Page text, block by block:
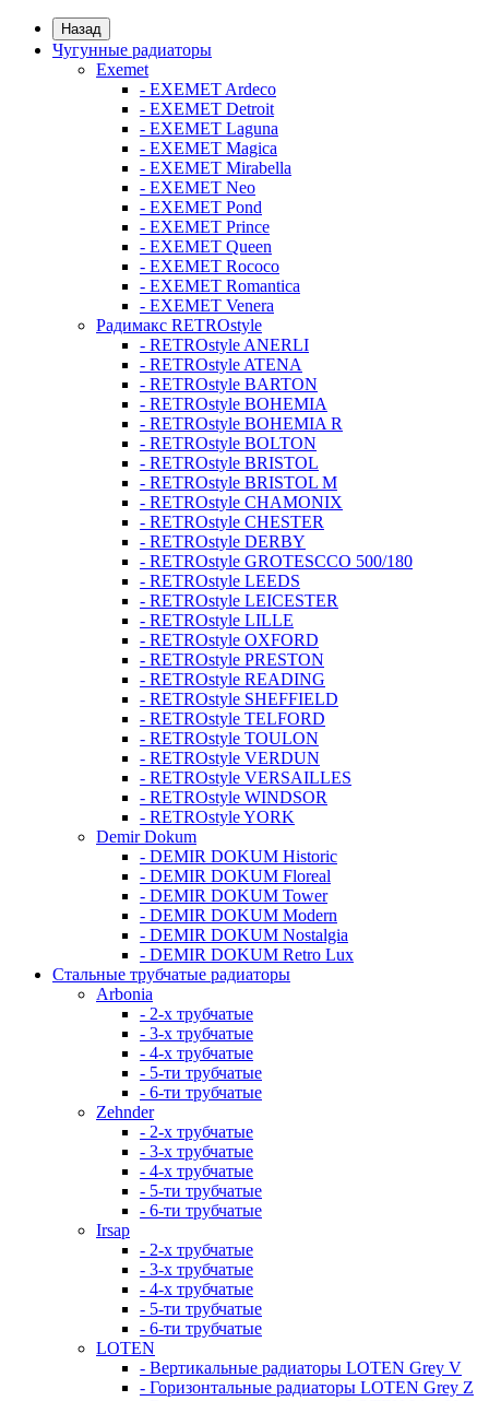
Назад
Чугунные радиаторы
Exemet
- EXEMET Ardeco
- EXEMET Detroit
- EXEMET Laguna
- EXEMET Magica
- EXEMET Mirabella
- EXEMET Neo
- EXEMET Pond
- EXEMET Prince
- EXEMET Queen
- EXEMET Rococo
- EXEMET Romantica
- EXEMET Venera
Радимакс RETROstyle
- RETROstyle ANERLI
- RETROstyle ATENA
- RETROstyle BARTON
- RETROstyle BOHEMIA
- RETROstyle BOHEMIA R
- RETROstyle BOLTON
- RETROstyle BRISTOL
- RETROstyle BRISTOL M
- RETROstyle CHAMONIX
- RETROstyle CHESTER
- RETROstyle DERBY
- RETROstyle GROTESCCO 500/180
- RETROstyle LEEDS
- RETROstyle LEICESTER
- RETROstyle LILLE
- RETROstyle OXFORD
- RETROstyle PRESTON
- RETROstyle READING
- RETROstyle SHEFFIELD
- RETROstyle TELFORD
- RETROstyle TOULON
- RETROstyle VERDUN
- RETROstyle VERSAILLES
- RETROstyle WINDSOR
- RETROstyle YORK
Demir Dokum
- DEMIR DOKUM Historic
- DEMIR DOKUM Floreal
- DEMIR DOKUM Tower
- DEMIR DOKUM Modern
- DEMIR DOKUM Nostalgia
- DEMIR DOKUM Retro Lux
Стальные трубчатые радиаторы
Arbonia
- 2-х трубчатые
- 3-х трубчатые
- 4-х трубчатые
- 5-ти трубчатые
- 6-ти трубчатые
Zehnder
- 2-х трубчатые
- 3-х трубчатые
- 4-х трубчатые
- 5-ти трубчатые
- 6-ти трубчатые
Irsap
- 2-х трубчатые
- 3-х трубчатые
- 4-х трубчатые
- 5-ти трубчатые
- 6-ти трубчатые
LOTEN
- Вертикальные радиаторы LOTEN Grey V
- Горизонтальные радиаторы LOTEN Grey Z